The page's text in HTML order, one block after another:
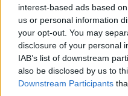
interest-based ads based
us or personal information
your opt-out. You may
disclosure of your personal
IAB’s list of downstream
also be disclosed by us to
Downstream Participants
με